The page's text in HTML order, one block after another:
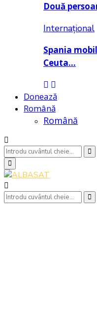
Două
Internațional
Spania
Ceuta…
Donează
Română
Română
Search
for:Primary
Menu
Search